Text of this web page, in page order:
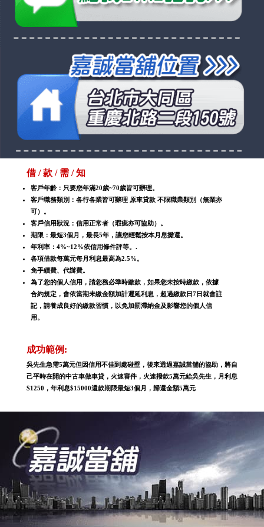
借 / 款 / 需 / 知
客戶年齡：只要您年滿20歲~70歲皆可辦理。
客戶職務類別：各行各業皆可辦理 原車貸款 不限職業類別（無業亦
可）。
客戶信用狀況：信用正常者（瑕疵亦可協助）。
期限：最短3個月，最長5年，讓您輕鬆按本月息攤還。
年利率：4%~12%依信用條件評等。.
各項借款每萬元每月利息最高為2.5%。
免手續費、代辦費。
為了您的個人信用，請您務必準時繳款，如果您未按時繳款，依據
合約規定，會依當期未繳金額加計遲延利息，超過繳款日7日就會註
記，請養成良好的繳款習慣，以免加罰滯納金及影響您的個人信
用。
成功範例:
吳先生急需5萬元但因信用不佳到處碰壁，後來透過嘉誠當舖的協助，將自
己平時在開的中古車做車貸，火速審件，火速撥款5萬元給吳先生，月利息
$1250，年利息$15000還款期限最短3個月，歸還金額5萬元